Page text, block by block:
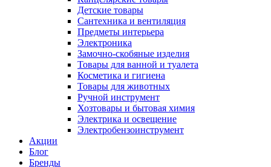
Детские товары
Сантехника и вентиляция
Предметы интерьера
Электроника
Замочно-скобяные изделия
Товары для ванной и туалета
Косметика и гигиена
Товары для животных
Ручной инструмент
Хозтовары и бытовая химия
Электрика и освещение
Электробензоинструмент
Акции
Блог
Бренды